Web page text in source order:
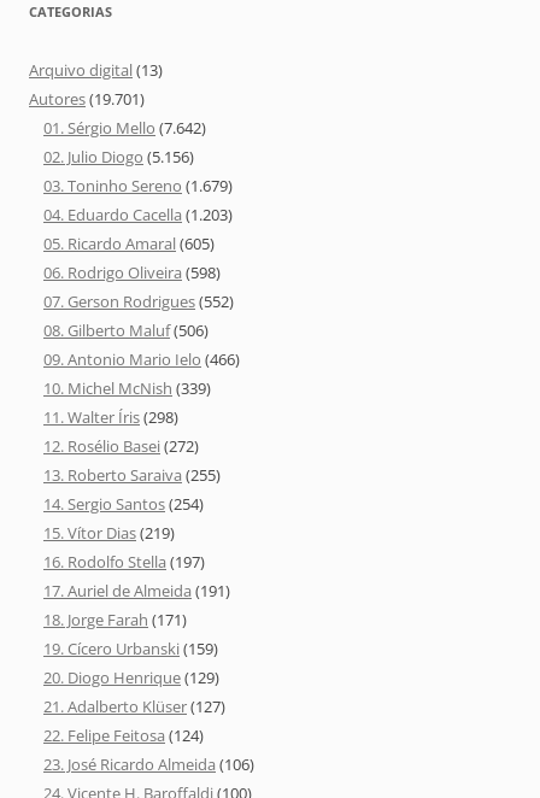
CATEGORIAS
Arquivo digital(13)
Autores(19.701)
01. Sérgio Mello (7.642)
02. Julio Diogo (5.156)
03. Toninho Sereno (1.679)
04. Eduardo Cacella (1.203)
05. Ricardo Amaral(605)
06. Rodrigo Oliveira (598)
07. Gerson Rodrigues(552)
08. Gilberto Maluf(506)
09. Antonio Mario Ielo (466)
10. Michel McNish (339)
11. Walter Íris(298)
12. Rosélio Basei(272)
13. Roberto Saraiva (255)
14. Sergio Santos(254)
15. Vítor Dias(219)
16. Rodolfo Stella (197)
17. Auriel de Almeida (191)
18. Jorge Farah (171)
19. Cícero Urbanski(159)
20. Diogo Henrique(129)
21. Adalberto Klüser(127)
22. Felipe Feitosa (124)
23. José Ricardo Almeida (106)
24. Vicente H. Baroffaldi(100)